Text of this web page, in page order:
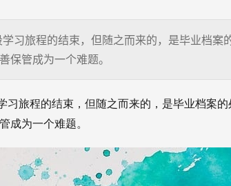
习旅程的结束，但随之而来的，是毕业档
保管成为一个难题。
习旅程的结束，但随之而来的，是毕业档案
成为一个难题。